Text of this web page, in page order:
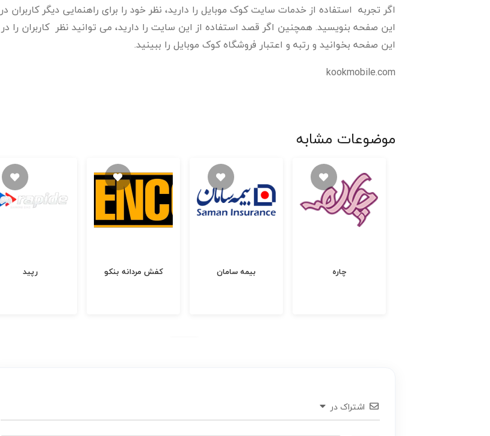
اگر تجربه استفاده از خدمات سایت کوک موبایل را دارید، نظر خود را برای راهنمایی دیگر کاربران در
این صفحه بنویسید. همچنین اگر قصد استفاده از این سایت را دارید، می توانید نظر کاربران را در
این صفحه بخوانید و رتبه و اعتبار فروشگاه کوک موبایل را ببینید.
kookmobile.com
موضوعات مشابه
رپید کفش مردانه بنکو بیمه سامان چاره
اشتراک در